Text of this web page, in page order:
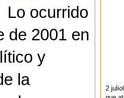
Lo ocurrido
de 2001 en
y
la
2